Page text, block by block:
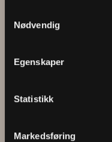
Nødvendig
Egenskaper
Statistikk
Markedsføring
Eric Ringdahl
Knut Aga Jr.